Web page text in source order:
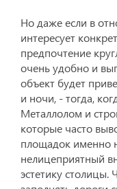
Но даже если в
интересует
предпочтение
очень удобно и
объект будет
и ночи, - тогда,
Металлолом и
которые часто
площадок
нелицеприятный
эстетику